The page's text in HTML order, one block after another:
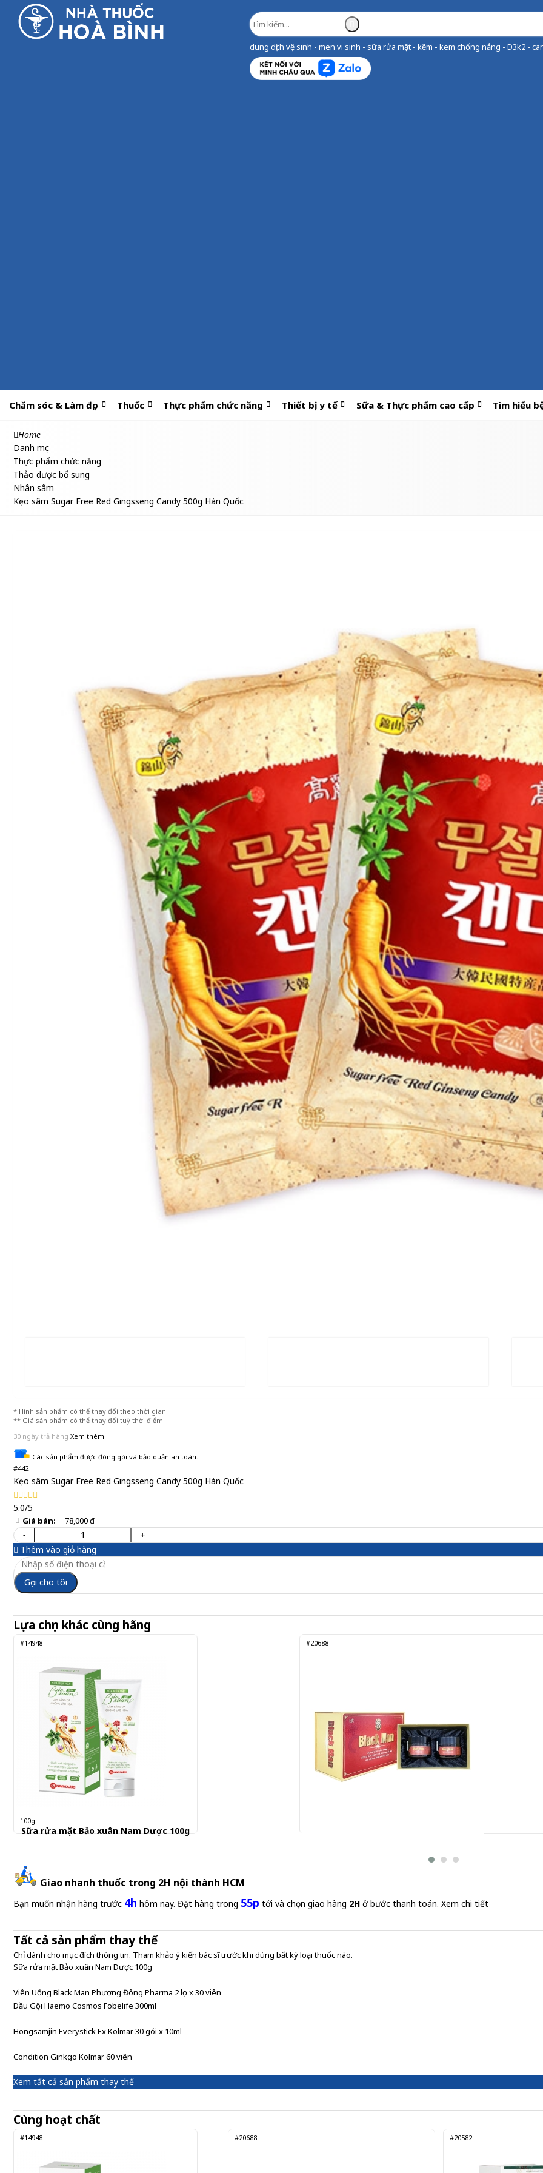
dung dịch vệ sinh - men vi sinh - sữa rửa mặt - kẽm - kem chống nắng - D3k2 -
Chăm sóc & Làm đẹp Thuốc Thực phẩm chức năng Thiết bị y tế Sữa & Thực phẩm cao cấp Tìm hiểu
Home
Danh mục
Thực phẩm chức năng
Thảo dược bổ sung
Nhân sâm
Kẹo sâm Sugar Free Red Gingsseng Candy 500g Hàn Quốc
* Hình sản phẩm có thể thay đổi theo thời gian
** Giá sản phẩm có thể thay đổi tuỳ thời điểm
30 ngày trả hàng Xem thêm
Các sản phẩm được đóng gói và bảo quản an toàn.
#442
Kẹo sâm Sugar Free Red Gingsseng Candy 500g Hàn Quốc
5.0/5
Giá bán: 78,000 đ
-
+
Thêm vào giỏ hàng
Gọi cho tôi
Lựa chọn khác cùng hãng
#14948
100g
Sữa rửa mặt Bảo xuân Nam Dược 100g
#20688
Viên Uống Black Man Phương Đông Pharma 2 lọ x 30
Giao nhanh thuốc trong 2H nội thành HCM
Bạn muốn nhận hàng trước 4h hôm nay. Đặt hàng trong 55p tới và chọn giao hàng 2H ở bước thanh toán. Xem chi tiết
Tất cả sản phẩm thay thế
Chỉ dành cho mục đích thông tin. Tham khảo ý kiến bác sĩ trước khi dùng bất kỳ loại thuốc nào.
Sữa rửa mặt Bảo xuân Nam Dược 100g
Viên Uống Black Man Phương Đông Pharma 2 lọ x 30 viên
Dầu Gội Haemo Cosmos Fobelife 300ml
Hongsamjin Everystick Ex Kolmar 30 gói x 10ml
Condition Ginkgo Kolmar 60 viên
Xem tất cả sản phẩm thay thế
Cùng hoạt chất
#14948 #20688 #20582